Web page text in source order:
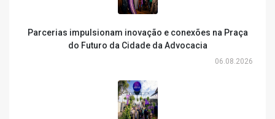
Parcerias impulsionam inovação e conexões na Praça
do Futuro da Cidade da Advocacia
06.08.2026